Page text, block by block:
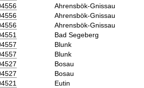
Ahrensbök-Gnissau
Ahrensbök-Gnissau
Ahrensbök-Gnissau
Bad Segeberg
Blunk
Blunk
Bosau
Bosau
Eutin